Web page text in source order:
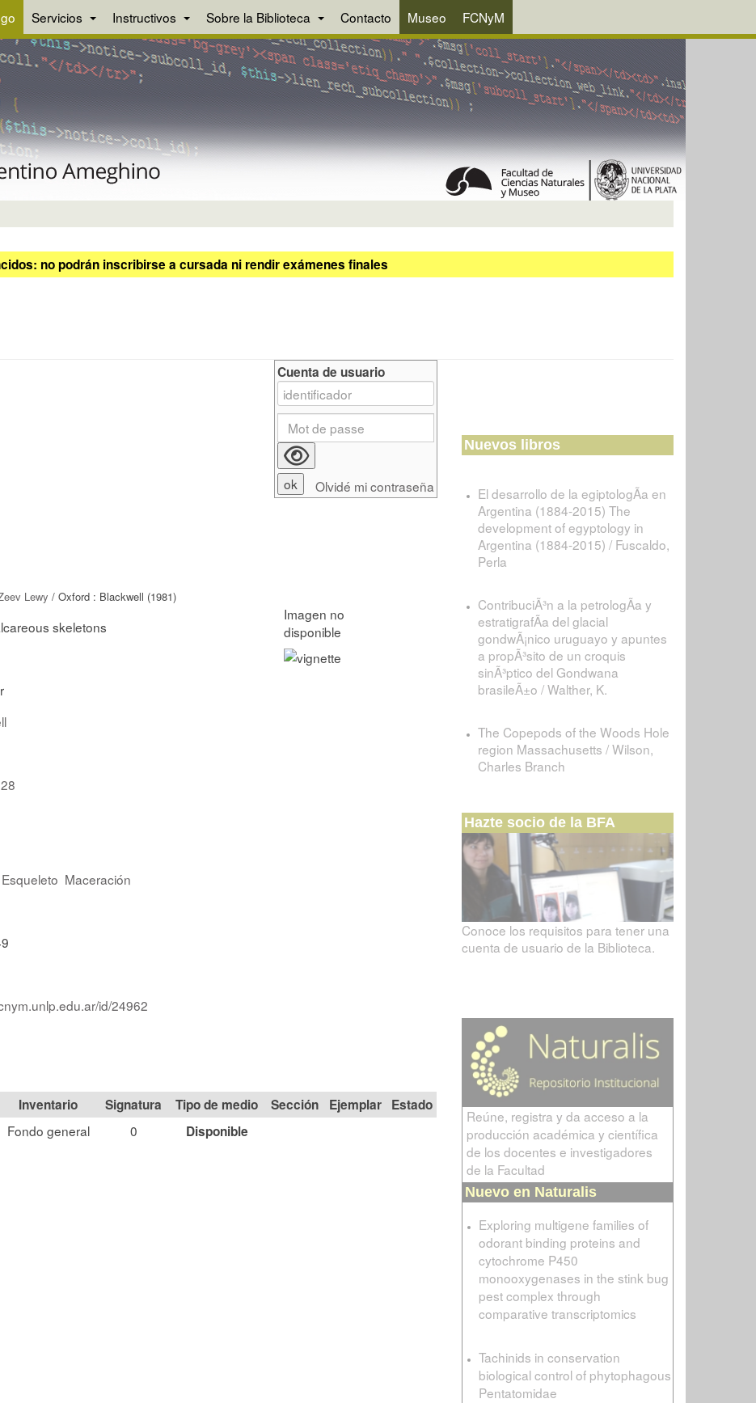
Servicios Instructivos Sobre la Biblioteca Contacto Museo FCNyM
no podrán inscribirse a cursada ni rendir exámenes finales
Lewy / Oxford : Blackwell (1981)
skeletons
Esqueleto Maceración
id/24962
Signatura Tipo de medio Sección
Estado
Fondo general 0 Disponible
Cuenta de usuario
Olvidé mi contraseña
Nuevos libros
El desarrollo de la egiptologÃ­a en
Argentina (1884-2015) The
development of egyptology in
Argentina (1884-2015) / Fuscaldo,
Perla
ContribuciÃ³n a la petrologÃ­a y
estratigrafÃ­a del glacial
gondwÃ¡nico uruguayo y apuntes
a propÃ³sito de un croquis
sinÃ³ptico del Gondwana
brasileÃ±o / Walther, K.
The Copepods of the Woods Hole
region Massachusetts / Wilson,
Charles Branch
Hazte socio de la BFA
Conoce los requisitos para tener una
cuenta de usuario de la Biblioteca.
Reúne, registra y da acceso a la
producción académica y científica
de los docentes e investigadores
de la Facultad
Nuevo en Naturalis
Exploring multigene families of
odorant binding proteins and
cytochrome P450
monooxygenases in the stink bug
pest complex through
comparative transcriptomics
Tachinids in conservation
biological control of phytophagous
Pentatomidae